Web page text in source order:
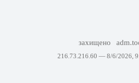
захищено
216.73.216.60 — 8/6/2026,